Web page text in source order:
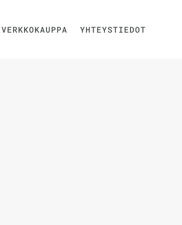
VERKKOKAUPPA YHTEYSTIEDOT